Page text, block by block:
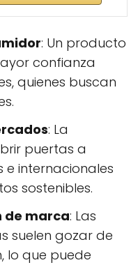
: Un producto
confianza
quienes buscan
: La
puertas a
internacionales
sostenibles.
de marca: Las
suelen gozar de
lo que puede